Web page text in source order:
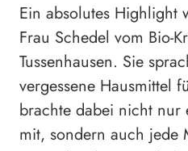
Ein absolutes Highlight
Frau Schedel vom Bio-
Tussenhausen. Sie
vergessene Hausmittel
brachte dabei nicht nur
mit, sondern auch jede